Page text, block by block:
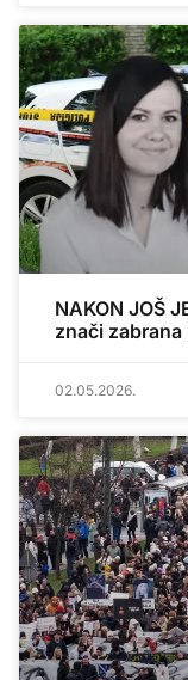
NAKON JOŠ
znači zabrana
02.05.2026.